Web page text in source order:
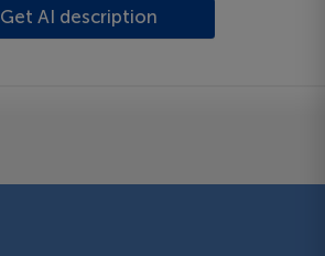
Get AI description